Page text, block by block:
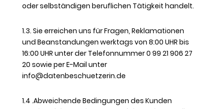
oder selbständigen beruflichen Tätigkeit handelt.
1.3. Sie erreichen uns für Fragen, Reklamationen
und Beanstandungen werktags von 8:00 UHR bis
16:00 UHR unter der Telefonnummer 0 99 21 906 27
20 sowie per E-Mail unter
info@datenbeschuetzerin.de
1.4 .Abweichende Bedingungen des Kunden